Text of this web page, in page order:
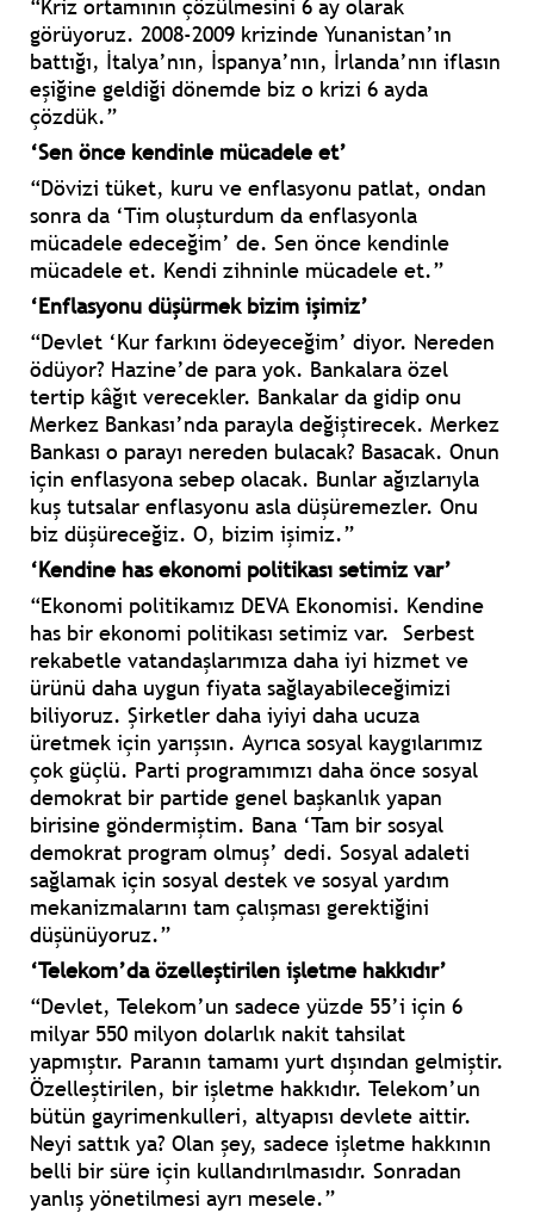
“Kriz ortamının çözülmesini 6 ay olarak
görüyoruz. 2008-2009 krizinde Yunanistan’ın
battığı, İtalya’nın, İspanya’nın, İrlanda’nın iflasın
eşiğine geldiği dönemde biz o krizi 6 ayda
çözdük.”
‘Sen önce kendinle mücadele et’
“Dövizi tüket, kuru ve enflasyonu patlat, ondan
sonra da ‘Tim oluşturdum da enflasyonla
mücadele edeceğim’ de. Sen önce kendinle
mücadele et. Kendi zihninle mücadele et.”
‘Enflasyonu düşürmek bizim işimiz’
“Devlet ‘Kur farkını ödeyeceğim’ diyor. Nereden
ödüyor? Hazine’de para yok. Bankalara özel
tertip kâğıt verecekler. Bankalar da gidip onu
Merkez Bankası’nda parayla değiştirecek. Merkez
Bankası o parayı nereden bulacak? Basacak. Onun
için enflasyona sebep olacak. Bunlar ağızlarıyla
kuş tutsalar enflasyonu asla düşüremezler. Onu
biz düşüreceğiz. O, bizim işimiz.”
‘Kendine has ekonomi politikası setimiz var’
“Ekonomi politikamız DEVA Ekonomisi. Kendine
has bir ekonomi politikası setimiz var. Serbest
rekabetle vatandaşlarımıza daha iyi hizmet ve
ürünü daha uygun fiyata sağlayabileceğimizi
biliyoruz. Şirketler daha iyiyi daha ucuza
üretmek için yarışsın. Ayrıca sosyal kaygılarımız
çok güçlü. Parti programımızı daha önce sosyal
demokrat bir partide genel başkanlık yapan
birisine göndermiştim. Bana ‘Tam bir sosyal
demokrat program olmuş’ dedi. Sosyal adaleti
sağlamak için sosyal destek ve sosyal yardım
mekanizmalarını tam çalışması gerektiğini
düşünüyoruz.”
‘Telekom’da özelleştirilen işletme hakkıdır’
“Devlet, Telekom’un sadece yüzde 55’i için 6
milyar 550 milyon dolarlık nakit tahsilat
yapmıştır. Paranın tamamı yurt dışından gelmiştir.
Özelleştirilen, bir işletme hakkıdır. Telekom’un
bütün gayrimenkulleri, altyapısı devlete aittir.
Neyi sattık ya? Olan şey, sadece işletme hakkının
belli bir süre için kullandırılmasıdır. Sonradan
yanlış yönetilmesi ayrı mesele.”